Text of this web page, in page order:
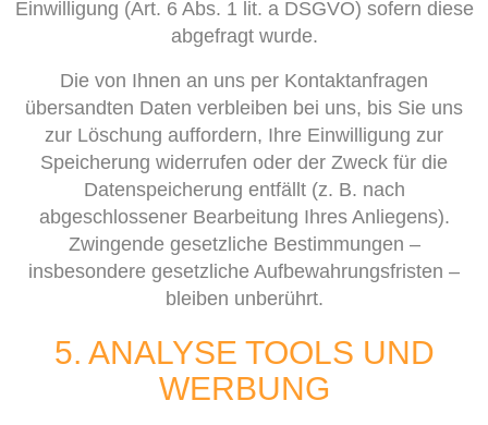
Einwilligung (Art. 6 Abs. 1 lit. a DSGVO) sofern diese
abgefragt wurde.
Die von Ihnen an uns per Kontaktanfragen
übersandten Daten verbleiben bei uns, bis Sie uns
zur Löschung auffordern, Ihre Einwilligung zur
Speicherung widerrufen oder der Zweck für die
Datenspeicherung entfällt (z. B. nach
abgeschlossener Bearbeitung Ihres Anliegens).
Zwingende gesetzliche Bestimmungen –
insbesondere gesetzliche Aufbewahrungsfristen –
bleiben unberührt.
5. ANALYSE TOOLS UND
WERBUNG